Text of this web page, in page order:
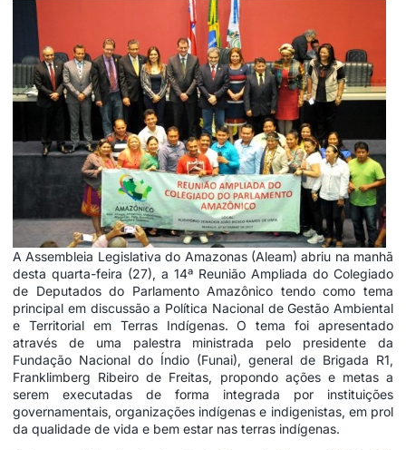
A Assembleia Legislativa do Amazonas (Aleam) abriu na manhã
desta quarta-feira (27), a 14ª Reunião Ampliada do Colegiado
de Deputados do Parlamento Amazônico tendo como tema
principal em discussão a Política Nacional de Gestão Ambiental
e Territorial em Terras Indígenas. O tema foi apresentado
através de uma palestra ministrada pelo presidente da
Fundação Nacional do Índio (Funai), general de Brigada R1,
Franklimberg Ribeiro de Freitas, propondo ações e metas a
serem executadas de forma integrada por instituições
governamentais, organizações indígenas e indigenistas, em prol
da qualidade de vida e bem estar nas terras indígenas.